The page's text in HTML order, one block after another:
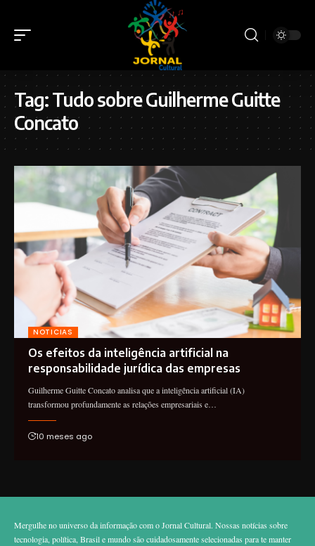
Tag:Tudo sobre Guilherme Guitte
Concato
NOTICIAS
Os efeitos da inteligência artificial na
responsabilidade jurídica das empresas
Guilherme Guitte Concato analisa que a inteligência artificial (IA)
transformou profundamente as relações empresariais e…
10 meses ago
Mergulhe no universo da informação com o Jornal Cultural. Nossas notícias sobre
tecnologia, política, Brasil e mundo são cuidadosamente selecionadas para te manter